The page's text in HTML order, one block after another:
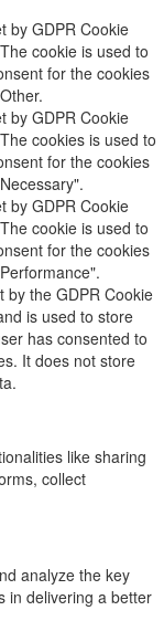
by GDPR Cookie
cookie is used to
for the cookies
by GDPR Cookie
cookies is used to
for the cookies
by GDPR Cookie
cookie is used to
for the cookies
by the GDPR Cookie
is used to store
has consented to
It does not store
like sharing
collect
analyze the key
in delivering a better